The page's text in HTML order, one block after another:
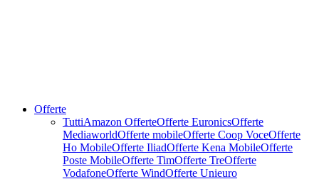
Offerte
TuttiAmazon OfferteOfferte EuronicsOfferte
MediaworldOfferte mobileOfferte Coop VoceOfferte
Ho MobileOfferte IliadOfferte Kena MobileOfferte
Poste MobileOfferte TimOfferte TreOfferte
VodafoneOfferte WindOfferte Unieuro